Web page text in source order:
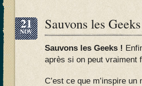
21
NOV Sauvons les
Sauvons les Geeks !
après si on peut vraiment
C’est ce que m’inspire